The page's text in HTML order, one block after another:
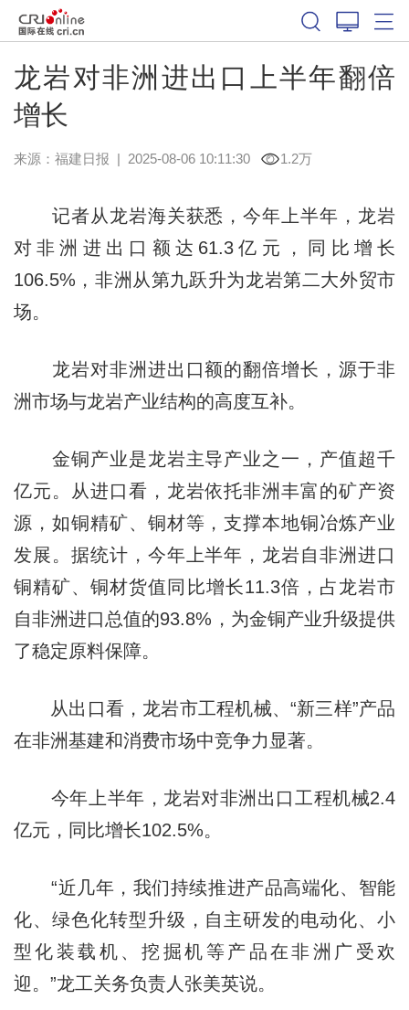
龙岩对非洲进出口上半年翻倍
增长
来源： 福建日报 | 2025-08-06 10:11:30 1.2万
记者从龙岩海关获悉，今年上半年，龙岩
对非洲进出口额达61.3亿元，同比增长
106.5%，非洲从第九跃升为龙岩第二大外贸市
场。
龙岩对非洲进出口额的翻倍增长，源于非
洲市场与龙岩产业结构的高度互补。
金铜产业是龙岩主导产业之一，产值超千
亿元。从进口看，龙岩依托非洲丰富的矿产资
源，如铜精矿、铜材等，支撑本地铜冶炼产业
发展。据统计，今年上半年，龙岩自非洲进口
铜精矿、铜材货值同比增长11.3倍，占龙岩市
自非洲进口总值的93.8%，为金铜产业升级提供
了稳定原料保障。
从出口看，龙岩市工程机械、“新三样”产品
在非洲基建和消费市场中竞争力显著。
今年上半年，龙岩对非洲出口工程机械2.4
亿元，同比增长102.5%。
“近几年，我们持续推进产品高端化、智能
化、绿色化转型升级，自主研发的电动化、小
型化装载机、挖掘机等产品在非洲广受欢
迎。”龙工关务负责人张美英说。